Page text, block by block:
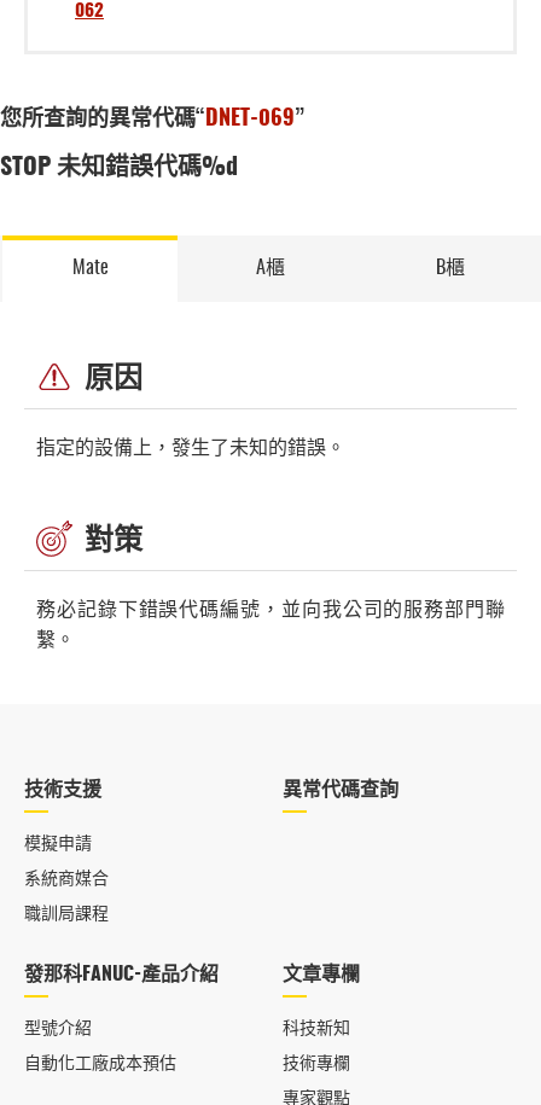
062
您所查詢的異常代碼“ DNET-069”
STOP 未知錯誤代碼%d
Mate A櫃 B櫃
原因
指定的設備上，發生了未知的錯誤。
對策
務必記錄下錯誤代碼編號，並向我公司的服務部門聯
繫。
技術支援
模擬申請
系統商媒合
職訓局課程
異常代碼查詢
發那科FANUC-產品介紹
型號介紹
自動化工廠成本預估
文章專欄
科技新知
技術專欄
專家觀點